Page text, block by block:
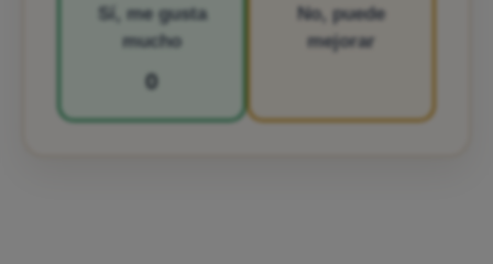
Sí, me gusta
mucho
0
No, puede
mejorar